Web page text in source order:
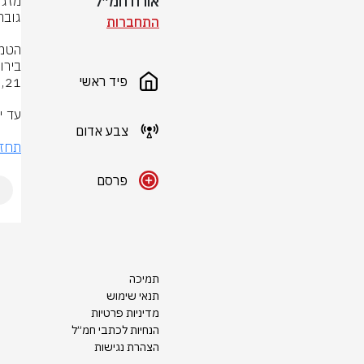
התחברות
פיד ראשי
צבע אדום
פרסם
תמיכה
תנאי שימוש
מדיניות פרטיות
הנחיות לכתבי חמ״ל
הצהרת נגישות